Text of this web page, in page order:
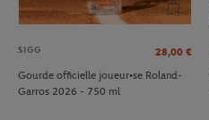
SIGG 28,00 €
Gourde officielle joueur•se Roland-
Garros 2026 - 750 ml